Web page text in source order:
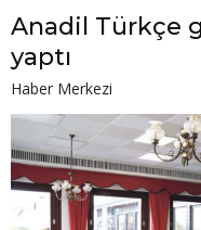
Anadil Türkçe
yaptı
Haber Merkezi